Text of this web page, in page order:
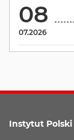
08
07.2026
Instytut Polski